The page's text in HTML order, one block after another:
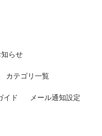
らせ
カテゴリ一覧
イド メール通知設定